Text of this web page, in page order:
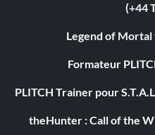
(+44
Legend of Mortal
Formateur
PLITCH Trainer pour
theHunter : Call of the